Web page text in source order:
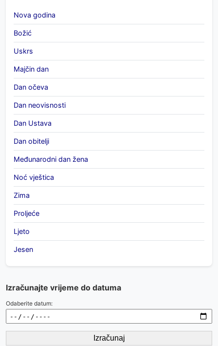
Nova godina
Božić
Uskrs
Majčin dan
Dan očeva
Dan neovisnosti
Dan Ustava
Dan obitelji
Međunarodni dan žena
Noć vještica
Zima
Proljeće
Ljeto
Jesen
Izračunajte vrijeme do datuma
Odaberite datum:
Izračunaj